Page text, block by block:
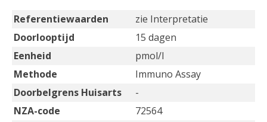
Referentiewaarden
zie Interpretatie
Doorlooptijd
15 dagen
Eenheid
pmol/l
Methode
Immuno Assay
Doorbelgrens Huisarts
-
NZA-code
72564